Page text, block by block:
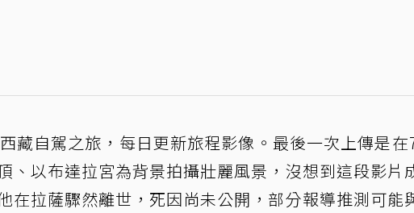
藏自駕之旅，每日更新旅程影像。最後一次上傳是在
、以布達拉宮為背景拍攝壯麗風景，沒想到這段影片
在拉薩驟然離世，死因尚未公開，部分報導推測可能